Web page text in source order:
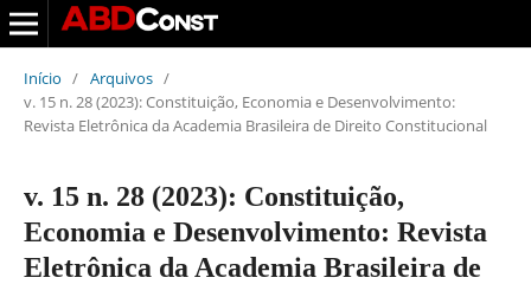
Início / Arquivos /
v. 15 n. 28 (2023): Constituição, Economia e Desenvolvimento:
Revista Eletrônica da Academia Brasileira de Direito Constitucional
v. 15 n. 28 (2023): Constituição,
Economia e Desenvolvimento: Revista
Eletrônica da Academia Brasileira de